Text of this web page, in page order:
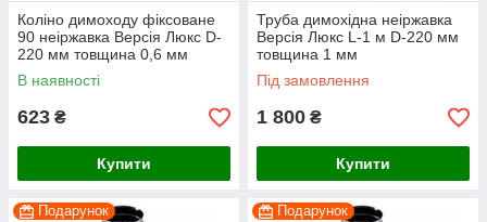
Коліно димоходу фіксоване
90 неіржавка Версія Люкс D-
220 мм товщина 0,6 мм
В наявності
623 ₴
Купити
Труба димохідна неіржавка
Версія Люкс L-1 м D-220 мм
товщина 1 мм
Під замовлення
1 800 ₴
Купити
Подарунок Подарунок